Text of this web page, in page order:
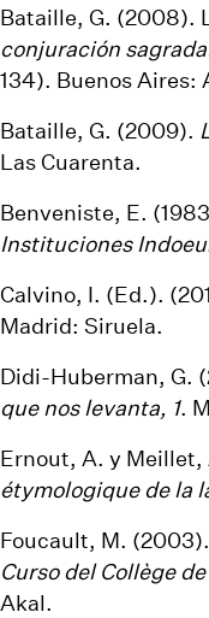
Bataille, G. (2008).
conjuración
134). Buenos Aires:
Bataille, G. (2009).
Las Cuarenta.
Benveniste, E.
Instituciones
Calvino, I. (Ed.).
Madrid: Siruela.
Didi-Huberman, G.
que nos levanta, 1.
Ernout, A. y Meillet,
étymologique de la
Foucault, M. (2003).
Curso del Collège
Akal.